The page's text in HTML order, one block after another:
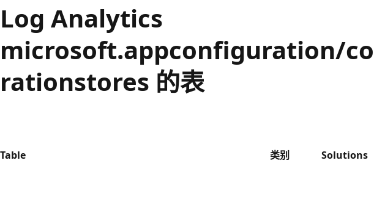
Log Analytics
microsoft.appconfiguration/
rationstores 的表
Table 类别 Solutions